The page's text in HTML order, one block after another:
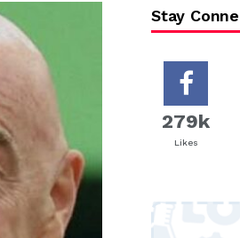
Stay
279k
Likes